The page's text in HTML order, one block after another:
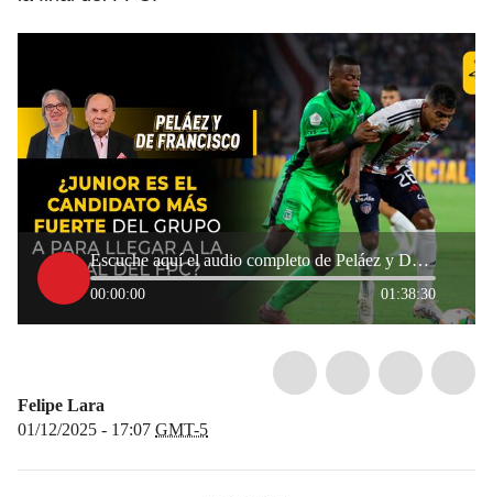
Escuche aquí el audio completo de Peláez y De Francisco de este 1 de diciembre de 2025
00:00:00 01:38:30
Felipe Lara
01/12/2025 - 17:07 GMT-5